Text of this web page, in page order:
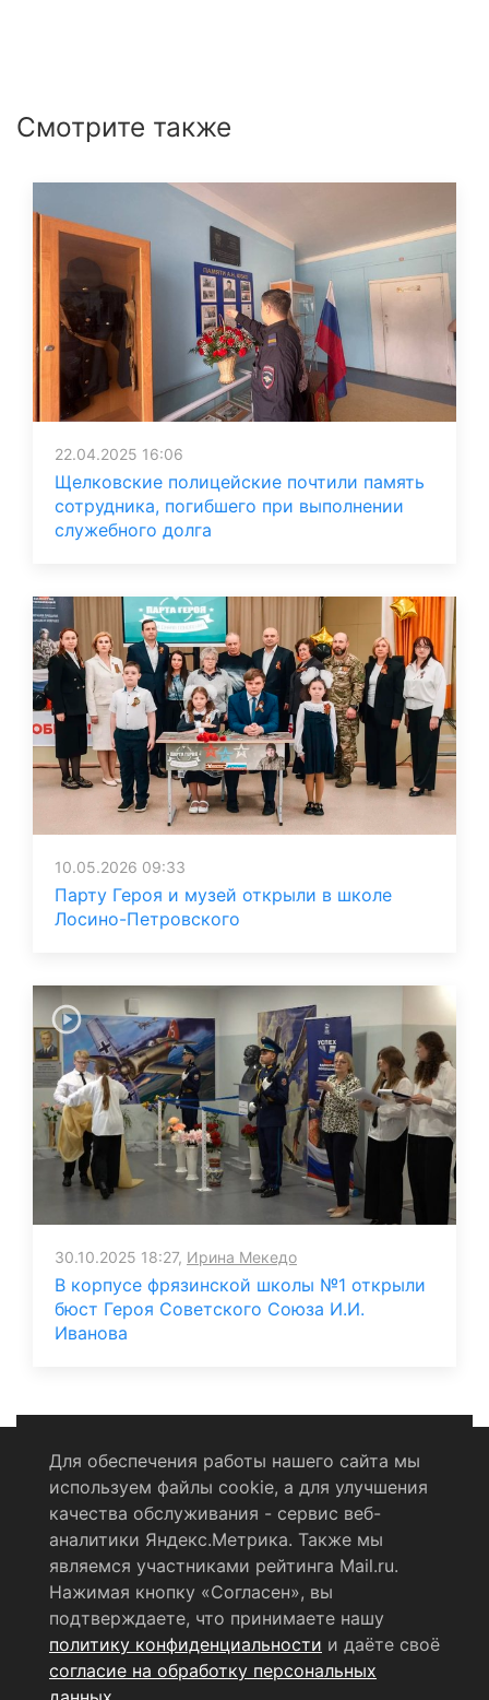
Смотрите также
22.04.2025 16:06
Щелковские полицейские почтили память
сотрудника, погибшего при выполнении
служебного долга
10.05.2026 09:33
Парту Героя и музей открыли в школе
Лосино-Петровского
30.10.2025 18:27, Ирина Мекедо
В корпусе фрязинской школы №1 открыли
бюст Героя Советского Союза И.И.
Иванова
Политика конфиденциальности
Согласие на обработку персональных данных
RSS-лента
© 2004 - 2026 Сетевое издание Щёлковское ТВ.
Свидетельство о регистрации СМИ
Для обеспечения работы нашего сайта мы
используем файлы cookie, а для улучшения
качества обслуживания - сервис веб-
аналитики Яндекс.Метрика. Также мы
являемся участниками рейтинга Mail.ru.
Нажимая кнопку «Согласен», вы
подтверждаете, что принимаете нашу
политику конфиденциальности и даёте своё
согласие на обработку персональных